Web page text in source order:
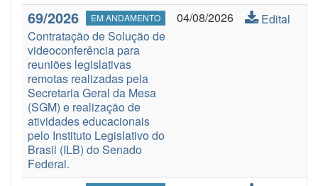
69/2026 EM ANDAMENTO
Contratação de Solução de
videoconferência para
reuniões legislativas
remotas realizadas pela
Secretaria Geral da Mesa
(SGM) e realização de
atividades educacionais
pelo Instituto Legislativo do
Brasil (ILB) do Senado
Federal.
04/08/2026 Edital